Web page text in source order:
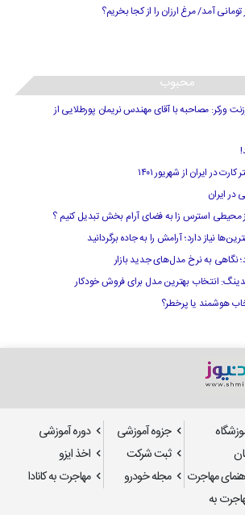
محبوب
ورکر: مصاحبه با آقای مهندس نریمان پورطلایی از
در ایران از شهریور ۱۴۰۱
در ایران
محیطی استرس زا به فضای آرام بخش تبدیل کنیم ؟
نیاز دارد؛ آرامش را به جاده برگردانید
نگاهی به نرخ مدل‌های جدید بازار
انتخاب بهترین مدل برای فروش خودکار
هوشمند یا پرخطر؟
جزوه آموزشی
دوره آموزشی
ثبت شرکت
اخذ ایزو
مهاجرت مجله خودرو
مهاجرت به کانادا
به